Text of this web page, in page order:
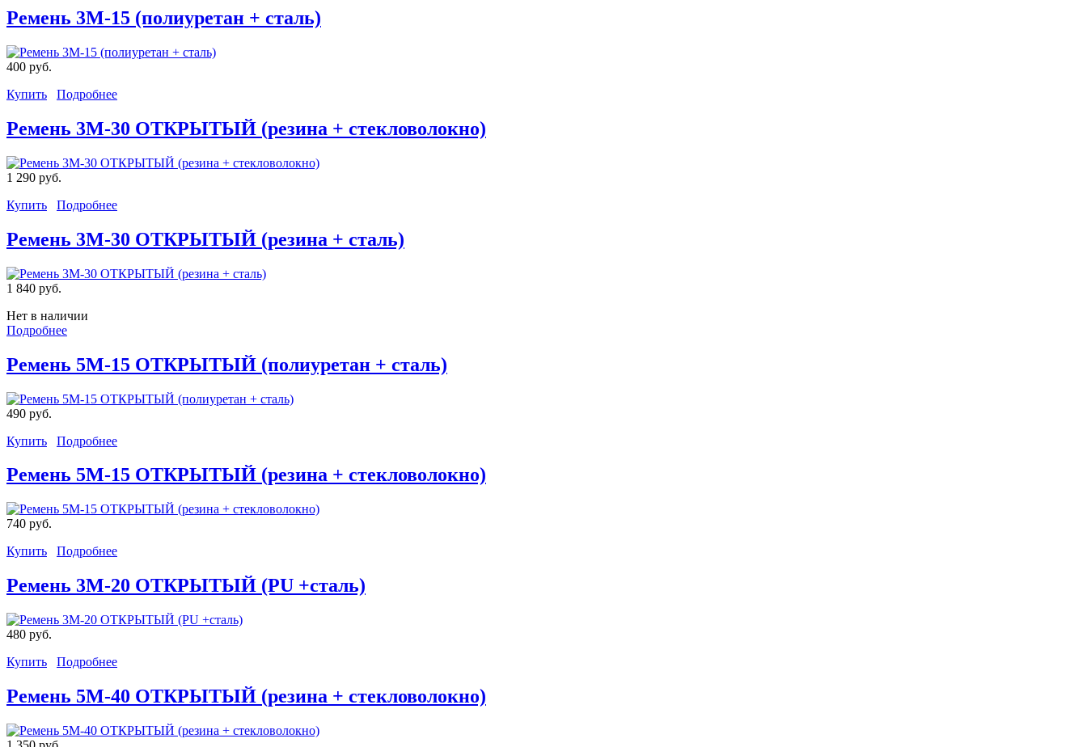
Ремень 3M-15 (полиуретан + сталь)
400 руб.
Купить
Подробнее
Ремень 3M-30 ОТКРЫТЫЙ (резина + стекловолокно)
1 290 руб.
Купить
Подробнее
Ремень 3M-30 ОТКРЫТЫЙ (резина + сталь)
1 840 руб.
Нет в наличии
Подробнее
Ремень 5M-15 ОТКРЫТЫЙ (полиуретан + сталь)
490 руб.
Купить
Подробнее
Ремень 5M-15 ОТКРЫТЫЙ (резина + стекловолокно)
740 руб.
Купить
Подробнее
Ремень 3M-20 ОТКРЫТЫЙ (PU +сталь)
480 руб.
Купить
Подробнее
Ремень 5M-40 ОТКРЫТЫЙ (резина + стекловолокно)